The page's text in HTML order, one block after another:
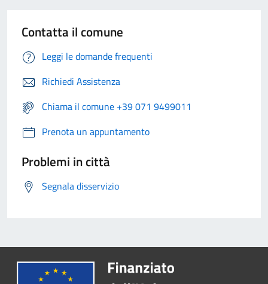
Contatta il comune
Leggi le domande frequenti
Richiedi Assistenza
Chiama il comune +39 071 9499011
Prenota un appuntamento
Problemi in città
Segnala disservizio